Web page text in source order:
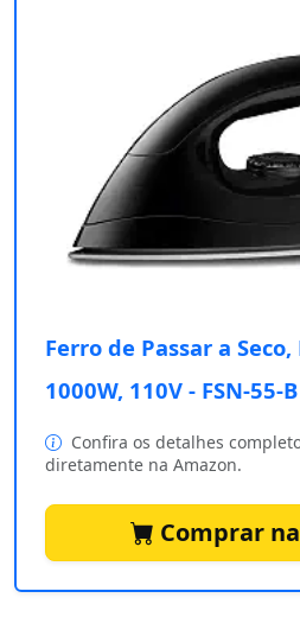
Ferro de Passar a
1000W, 110V - FSN-55-B
Confira os detalhes
diretamente na Amazon.
Comprar